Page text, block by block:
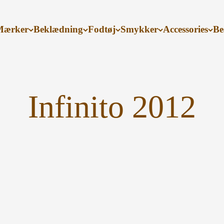
Beklædning Fodtøj Smykker Accessories